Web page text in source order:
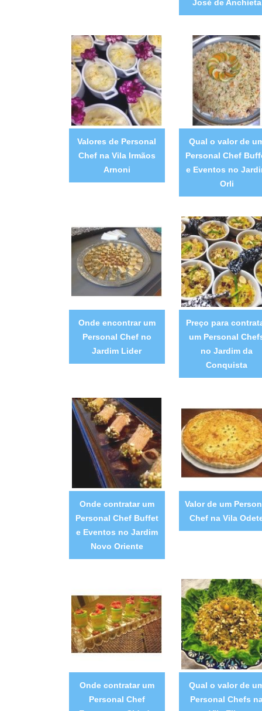
José de Anchieta
Valores de Personal
Chef na Vila Irmãos
Arnoni
Qual o valor de
Personal Chef
e Eventos no
Orli
Onde encontrar um
Personal Chef no
Jardim Lider
Preço para
um Personal
no Jardim da
Conquista
Onde contratar um
Personal Chef Buffet
e Eventos no Jardim
Novo Oriente
Valor de um
Chef na Vila
Onde contratar um
Personal Chef
Qual o valor de
Personal Chefs